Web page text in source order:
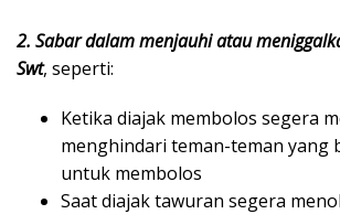
2. Sabar dalam menjauhi atau
Swt, seperti:
Ketika diajak membolos segera
menghindari teman-teman yang
untuk membolos
Saat diajak tawuran segera